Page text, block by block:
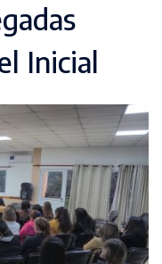
Inicial